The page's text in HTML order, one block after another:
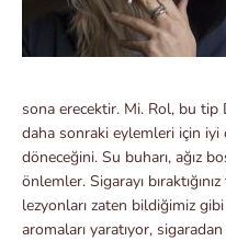
sona erecektir. Mi. Rol, bu tip
daha sonraki eylemleri için iyi
döneceğini. Su buharı, ağız
önlemler. Sigarayı
lezyonları zaten bildiğimiz
aromaları yaratıyor,